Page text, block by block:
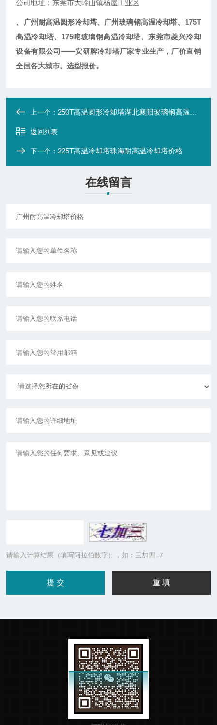
公司地址：东莞市大岭山镇杨屋工业区
、广州耐高温圆形冷却塔、广州玻璃钢高温冷却塔、175T
高温冷却塔、175吨玻璃钢高温冷却塔、东莞市菱兴冷却
设备有限公司——安研牌冷却塔厂家专业生产，厂价直销
全国各大城市。选型报价。
上一个： 250T高温圆形冷却塔湖北襄阳玻璃钢高温冷却塔*
返回列表
下一个： 225T高温冷却塔珠海耐高温冷却塔价格
在线留言
请输入计算结果（填写阿拉伯数字），如：三加四=7